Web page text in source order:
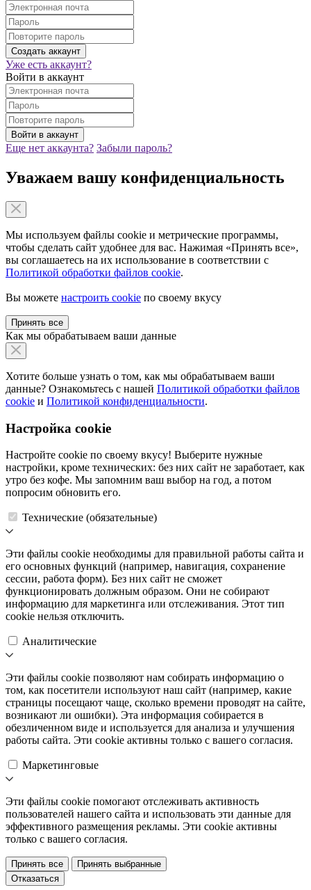
Уже есть аккаунт?
Войти в аккаунт
Еще нет аккаунта? Забыли пароль?
Уважаем вашу конфиденциальность
Мы используем файлы cookie и метрические программы,
чтобы сделать сайт удобнее для вас. Нажимая «Принять все»,
вы соглашаетесь на их использование в соответствии с
Политикой обработки файлов cookie.
Вы можете настроить cookie по своему вкусу
Принять все
Как мы обрабатываем ваши данные
Хотите больше узнать о том, как мы обрабатываем ваши
данные? Ознакомьтесь с нашей Политикой обработки файлов
cookie и Политикой конфиденциальности.
Настройка cookie
Настройте cookie по своему вкусу! Выберите нужные
настройки, кроме технических: без них сайт не заработает, как
утро без кофе. Мы запомним ваш выбор на год, а потом
попросим обновить его.
Технические (обязательные)
Эти файлы cookie необходимы для правильной работы сайта и
его основных функций (например, навигация, сохранение
сессии, работа форм). Без них сайт не сможет
функционировать должным образом. Они не собирают
информацию для маркетинга или отслеживания. Этот тип
cookie нельзя отключить.
Аналитические
Эти файлы cookie позволяют нам собирать информацию о
том, как посетители используют наш сайт (например, какие
страницы посещают чаще, сколько времени проводят на сайте,
возникают ли ошибки). Эта информация собирается в
обезличенном виде и используется для анализа и улучшения
работы сайта. Эти cookie активны только с вашего согласия.
Маркетинговые
Эти файлы cookie помогают отслеживать активность
пользователей нашего сайта и использовать эти данные для
эффективного размещения рекламы. Эти cookie активны
только с вашего согласия.
Принять все
Принять выбранные
Отказаться